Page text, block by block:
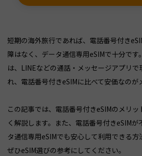
短期の海外旅行であれば、電話番号付き
障はなく、データ通信専用eSIMで十分です
は、LINEなどの通話・メッセージアプリ
れ、電話番号付きeSIMに比べて安価なのが
この記事では、電話番号付きeSIMのメリ
く解説します。また、電話番号付きeSIMが
タ通信専用eSIMでも安心して利用できる方
ぜひeSIM選びの参考にしてください。